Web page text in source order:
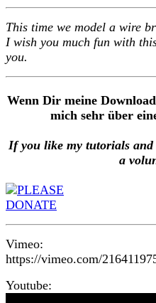
This time we model a wire
I wish you much fun with
you.
Wenn Dir meine
mich sehr über
If you like my tutorials and
a
Vimeo:
https://vimeo.com/
Youtube: